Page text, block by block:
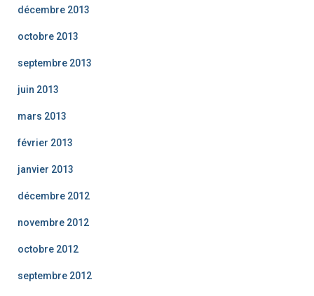
décembre 2013
octobre 2013
septembre 2013
juin 2013
mars 2013
février 2013
janvier 2013
décembre 2012
novembre 2012
octobre 2012
septembre 2012